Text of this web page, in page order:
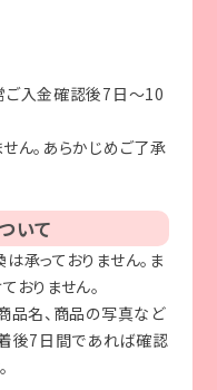
入金確認後7日～10
ん。あらかじめご了承
いて
承っておりません。ま
おりません。
品名、商品の写真など
後7日間であれば確認